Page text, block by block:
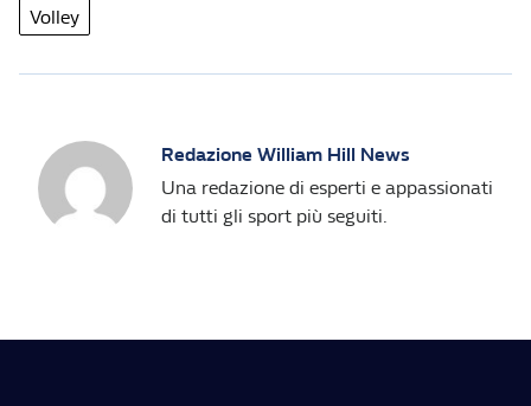
Volley
Redazione William Hill News
Una redazione di esperti e appassionati
di tutti gli sport più seguiti.